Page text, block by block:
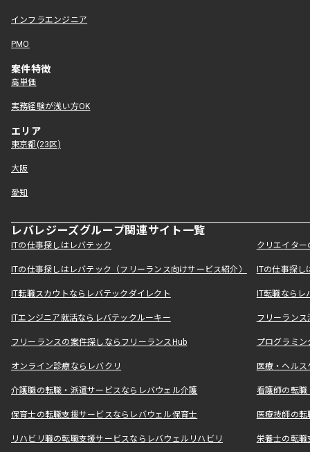
インフラエンジニア
PMO
案件特徴
高単価
実務経験が浅い方OK
エリア
東京都(23区)
大阪
愛知
レバレジーズグループ関連サイト一覧
ITの仕事探しはレバテック クリエイタ
ITの仕事探しはレバテック（フリーランス向けサービス紹介） ITの仕事探
IT転職スカウトならレバテックダイレクト IT転職なら
ITエンジニア就活ならレバテックルーキー フリーラン
フリーランスの案件探しならフリーランスHub プログラミ
オンライン診療ならレバクリ 医療・ヘル
介護職の転職・派遣サービスならレバウェル介護 看護師の転
保育士の転職支援サービスならレバウェル保育士 医療技師の
リハビリ職の転職支援サービスならレバウェルリハビリ 栄養士の転